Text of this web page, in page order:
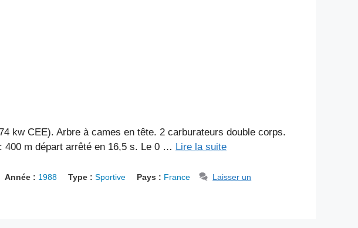
kw CEE). Arbre à cames en tête. 2 carburateurs double corps.
400 m départ arrêté en 16,5 s. Le 0 … Lire la suite
Année : 1988 Type : Sportive Pays : France
Laisser un